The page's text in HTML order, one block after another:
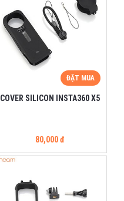
ĐẶT MUA
COVER SILICON INSTA360 X5
80,000 đ